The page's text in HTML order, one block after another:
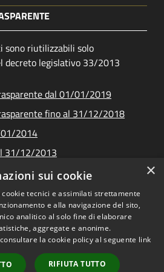
sono riutilizzabili solo
decreto legislativo 33/2013
dal 01/01/2019
fino al 31/12/2018
2014
31/12/2013
Copyright © 2026 • Unione dei
Comuni Montani Amiata
Grossetana • Powered by
×
sui cookie
tecnici e assimilati strettamente
e alla navigazione del sito,
analitico al solo fine di elaborare
aggregate e anonime.
la cookie policy al seguente link
RIFIUTA TUTTO